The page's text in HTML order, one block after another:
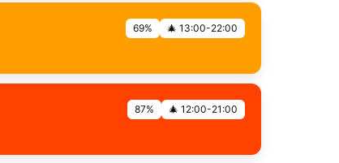
69% 🎄 13:00-22:00
87% 🎄 12:00-21:00